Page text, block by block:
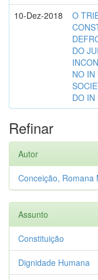
10-Dez-2018
O
DO
NO IN
DO IN
Refinar
Autor
Conceição, Romana
Assunto
Constituição
Dignidade Humana